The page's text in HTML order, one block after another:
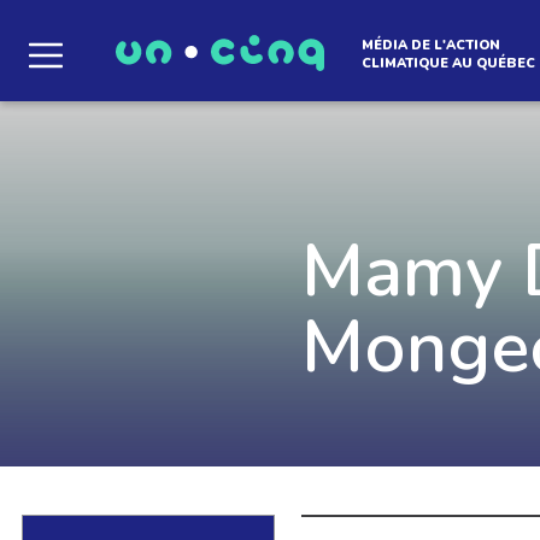
Le média qui
Que des solutions concrètes et inspirantes.
notre infolettre pour découvrir des
qui créent le mouvement.
EN SAVOIR +
MÉDIA DE L'ACTION
CLIMATIQUE AU QUÉBEC
Mamy